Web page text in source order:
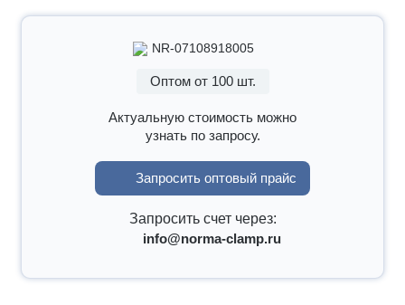
NR-07108918005
Оптом от 100 шт.
Актуальную стоимость можно
узнать по запросу.
Запросить оптовый прайс
Запросить счет через:
info@norma-clamp.ru